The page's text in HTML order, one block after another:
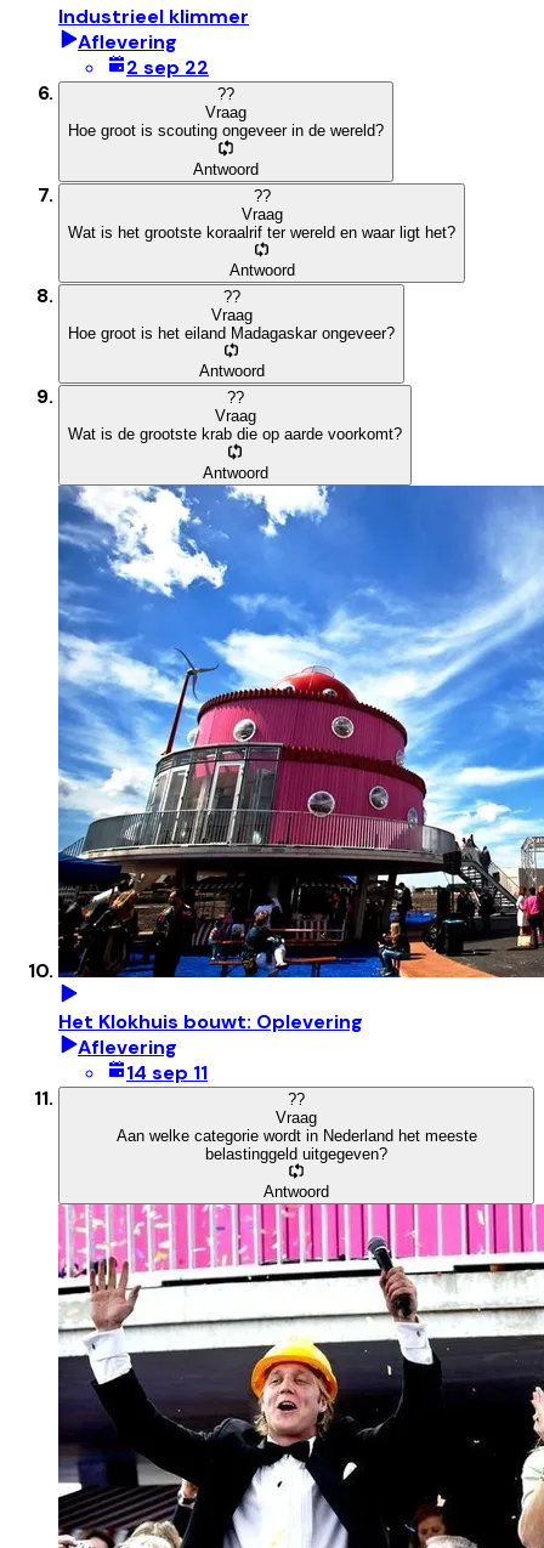
Industrieel klimmer
Aflevering
2 sep 22
??
Vraag
Hoe groot is scouting ongeveer in de wereld?
Antwoord
??
Vraag
Wat is het grootste koraalrif ter wereld en waar ligt het?
Antwoord
??
Vraag
Hoe groot is het eiland Madagaskar ongeveer?
Antwoord
??
Vraag
Wat is de grootste krab die op aarde voorkomt?
Antwoord
Het Klokhuis bouwt: Oplevering
Aflevering
14 sep 11
??
Vraag
Aan welke categorie wordt in Nederland het meeste
belastinggeld uitgegeven?
Antwoord